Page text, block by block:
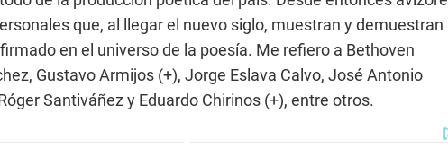
que, al llegar el nuevo siglo, muestran y demuestran
en el universo de la poesía. Me refiero a Bethoven
Gustavo Armijos (+), Jorge Eslava Calvo, José Antonio
Santiváñez y Eduardo Chirinos (+), entre otros.